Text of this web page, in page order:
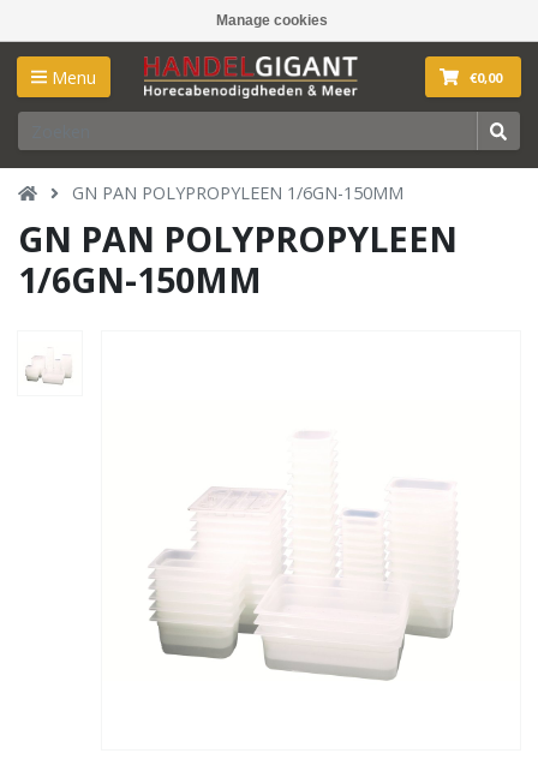
Manage cookies
Menu €0,00
GN PAN POLYPROPYLEEN 1/6GN-150MM
GN PAN POLYPROPYLEEN
1/6GN-150MM